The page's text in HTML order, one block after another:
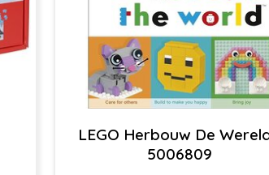
LEGO Herbouw De
5006809